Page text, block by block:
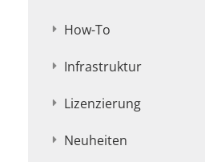
How-To
Infrastruktur
Lizenzierung
Neuheiten